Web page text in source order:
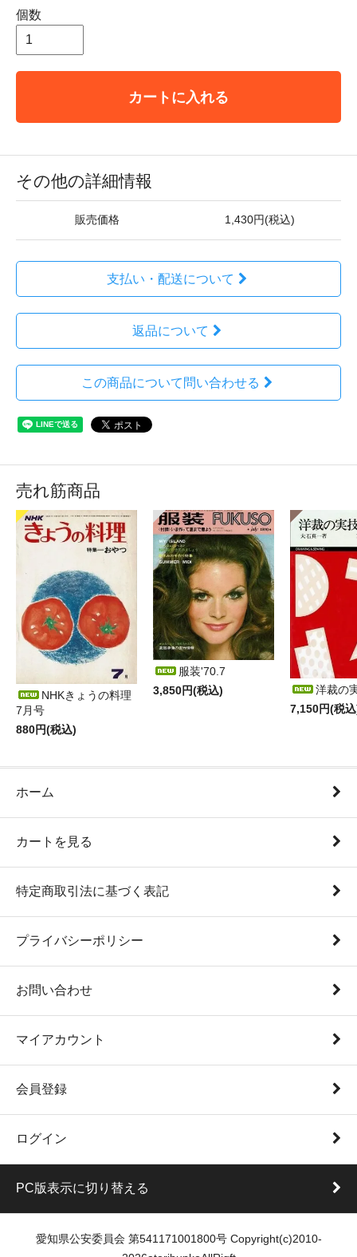
個数
カートに入れる
その他の詳細情報
販売価格 1,430円(税込)
支払い・配送について
返品について
この商品について問い合わせる
売れ筋商品
NHKきょうの料理
7月号
880円(税込)
服装'70.7
3,850円(税込)
洋裁の
7,150円(税
ホーム
カートを見る
特定商取引法に基づく表記
プライバシーポリシー
お問い合わせ
マイアカウント
会員登録
ログイン
PC版表示に切り替える
愛知県公安委員会 第541171001800号 Copyright(c)2010-